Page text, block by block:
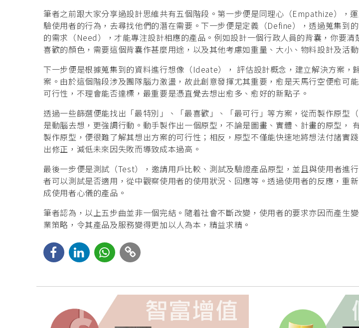
筆者之前跟大家分享過設計思維共有五個階段。第一步便是同理心（Empathize），
驗使用者的行為，去尋找他們的潛在需要。下一步便是定義（Define），透過蒐集到
的需求（Need），才能專注設計相應的產品。例如設計一個行政人員的背囊，你要
喜歡的顏色，需要這個背囊作甚麼用途，以及其他考慮如重量、大小、物料設計及活動
下一步便是根據蒐集到的資料進行想像（Ideate）， 評估設計概念，建立解決方案，
案。由於這個階段涉及團隊腦力激盪，故此創意發揮尤其重要，愈是天馬行空便愈可
可行性，不理會能否達標，最重要是憑直覺去想出愈多、愈好的新點子。
透過一些篩選便能找出「最特別」、「最喜歡」、「最可行」等方案，從而製作原型
是動腦去想，更強調行動。動手製作出一個原型，不論是圖畫、實體、計畫的原型，
製作原型，便很難了解其想出方案的可行性；相反，原型不僅能快速地將想法付諸實
出修正，減低未來因失敗而導致成本過高。
最後一步便是測試（Test），邀請用戶比較、測試及驗證產品原型，並且與使用者進
者可以測試是否適用，從中觀察使用者的使用狀況、回應等。透過使用者的反應，重
成使用者心儀的產品。
筆者認為，以上五步曲並非一個完結。隨着社會不斷改變，使用者的要求亦因而產生
業策略，令其產品及服務變得更加以人為本，精益求精。